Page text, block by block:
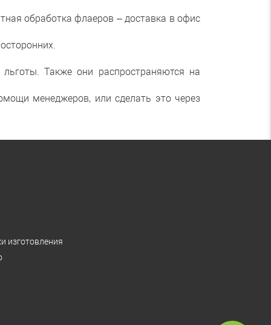
обработка флаеров – доставка в офис
Также они распространяются на
менеджеров, или сделать это через
изготовления